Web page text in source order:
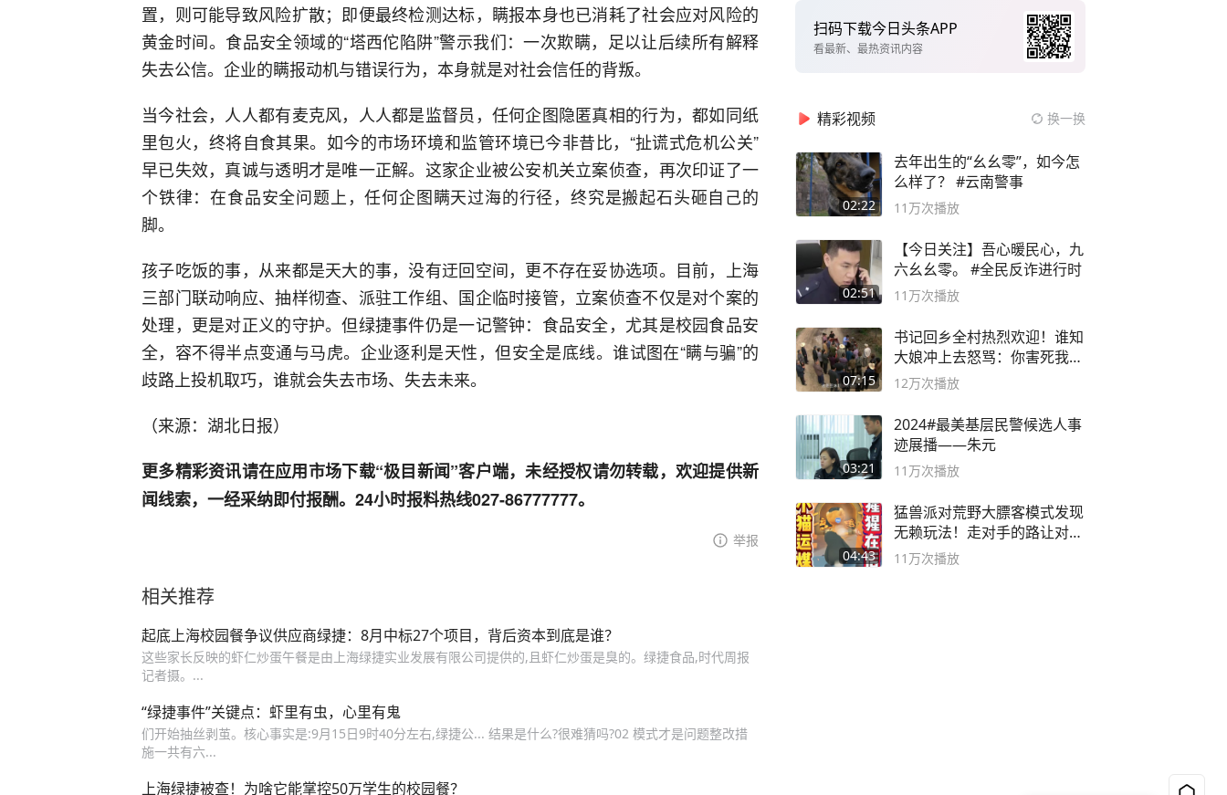
置，则可能导致风险扩散；即便最终检测达标，瞒报本身也已消耗了社会应对风险的
黄金时间。食品安全领域的“塔西佗陷阱”警示我们：一次欺瞒，足以让后续所有解释
失去公信。企业的瞒报动机与错误行为，本身就是对社会信任的背叛。
当今社会，人人都有麦克风，人人都是监督员，任何企图隐匿真相的行为，都如同纸
里包火，终将自食其果。如今的市场环境和监管环境已今非昔比，“扯谎式危机公关”
早已失效，真诚与透明才是唯一正解。这家企业被公安机关立案侦查，再次印证了一
个铁律：在食品安全问题上，任何企图瞒天过海的行径，终究是搬起石头砸自己的
脚。
孩子吃饭的事，从来都是天大的事，没有迂回空间，更不存在妥协选项。目前，上海
三部门联动响应、抽样彻查、派驻工作组、国企临时接管，立案侦查不仅是对个案的
处理，更是对正义的守护。但绿捷事件仍是一记警钟：食品安全，尤其是校园食品安
全，容不得半点变通与马虎。企业逐利是天性，但安全是底线。谁试图在“瞒与骗”的
歧路上投机取巧，谁就会失去市场、失去未来。
（来源：湖北日报）
更多精彩资讯请在应用市场下载“极目新闻”客户端，未经授权请勿转载，欢迎提供新
闻线索，一经采纳即付报酬。24小时报料热线027-86777777。
举报
相关推荐
起底上海校园餐争议供应商绿捷：8月中标27个项目，背后资本到底是谁？
这些家长反映的虾仁炒蛋午餐是由上海绿捷实业发展有限公司提供的,且虾仁炒蛋是臭的。绿捷食品,时代周报
记者摄。...
“绿捷事件”关键点：虾里有虫，心里有鬼
们开始抽丝剥茧。核心事实是:9月15日9时40分左右,绿捷公... 结果是什么?很难猜吗?02 模式才是问题整改措
施一共有六...
上海绿捷被查！为啥它能掌控50万学生的校园餐？
扫码下载今日头条APP
看最新、最热资讯内容
精彩视频 换一换
02:22
去年出生的“幺幺零”，如今怎
么样了？ #云南警事
11万次播放
02:51
【今日关注】吾心暖民心，九
六幺幺零。 #全民反诈进行时
11万次播放
07:15
书记回乡全村热烈欢迎！谁知
大娘冲上去怒骂：你害死我儿
子
12万次播放
03:21
2024#最美基层民警候选人事
迹展播——朱元
11万次播放
04:43
猛兽派对荒野大膘客模式发现
无赖玩法！走对手的路让对手
无路可走
11万次播放